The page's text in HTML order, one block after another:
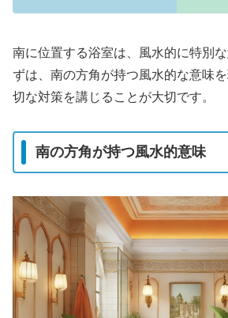
南に位置する浴室は、風水的に特別
ずは、南の方角が持つ風水的な意味
切な対策を講じることが大切です。
南の方角が持つ風水的意味